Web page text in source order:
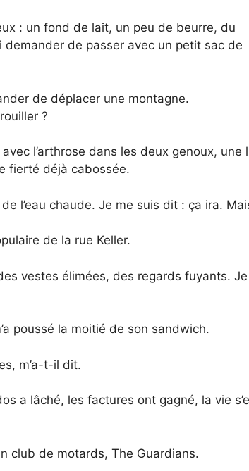
: un fond de lait, un peu de beurre, du
demander de passer avec un petit sac de
de déplacer une montagne.
?
l’arthrose dans les deux genoux, une
fierté déjà cabossée.
l’eau chaude. Je me suis dit : ça ira.
de la rue Keller.
vestes élimées, des regards fuyants.
poussé la moitié de son sandwich.
m’a-t-il dit.
a lâché, les factures ont gagné, la vie
club de motards, The Guardians.